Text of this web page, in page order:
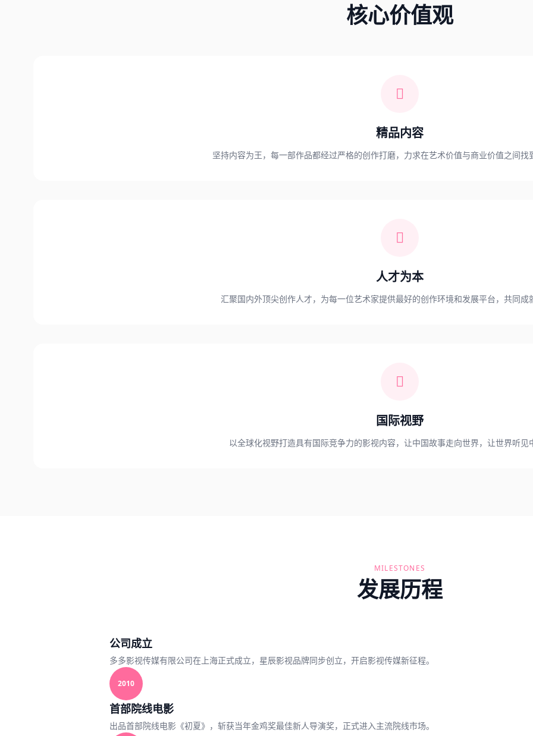
核心价值观
精品内容
坚持内容为王，每一部作品都经过严格的创作打磨，力求在艺术价值与商业价值之间找
人才为本
汇聚国内外顶尖创作人才，为每一位艺术家提供最好的创作环境和发展平台，共同成
国际视野
以全球化视野打造具有国际竞争力的影视内容，让中国故事走向世界，让世界听见
MILESTONES
发展历程
公司成立
多多影视传媒有限公司在上海正式成立，星辰影视品牌同步创立，开启影视传媒新征程。
2010
首部院线电影
出品首部院线电影《初夏》，斩获当年金鸡奖最佳新人导演奖，正式进入主流院线市场。